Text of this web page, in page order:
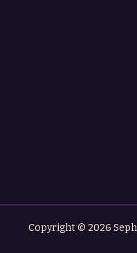
Copyright © 2026